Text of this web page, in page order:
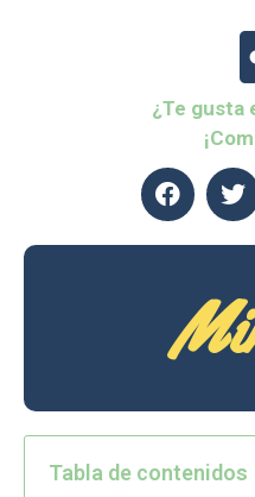
¿Te gusta
Tabla de contenidos